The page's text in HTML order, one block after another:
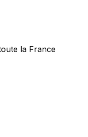
la France